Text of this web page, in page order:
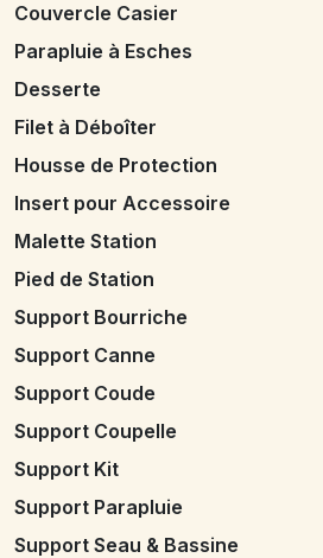
Couvercle Casier
Parapluie à Esches
Desserte
Filet à Déboîter
Housse de Protection
Insert pour Accessoire
Malette Station
Pied de Station
Support Bourriche
Support Canne
Support Coude
Support Coupelle
Support Kit
Support Parapluie
Support Seau & Bassine